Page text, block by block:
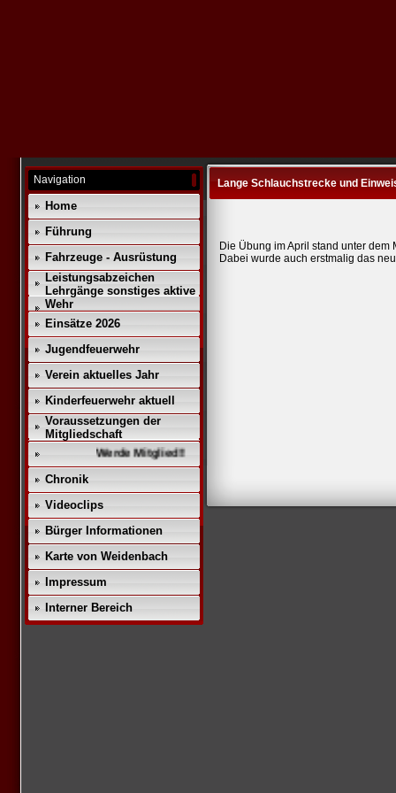
Navigation
Home
Führung
Fahrzeuge - Ausrüstung
Leistungsabzeichen
Lehrgänge sonstiges aktive
Wehr
Einsätze 2026
Jugendfeuerwehr
Verein aktuelles Jahr
Kinderfeuerwehr aktuell
Voraussetzungen der
Mitgliedschaft
Werde Mitglied!!
Chronik
Videoclips
Bürger Informationen
Karte von Weidenbach
Impressum
Interner Bereich
Lange Schlauchstrecke und
Die Übung im April stand unter
Dabei wurde auch erstmalig das